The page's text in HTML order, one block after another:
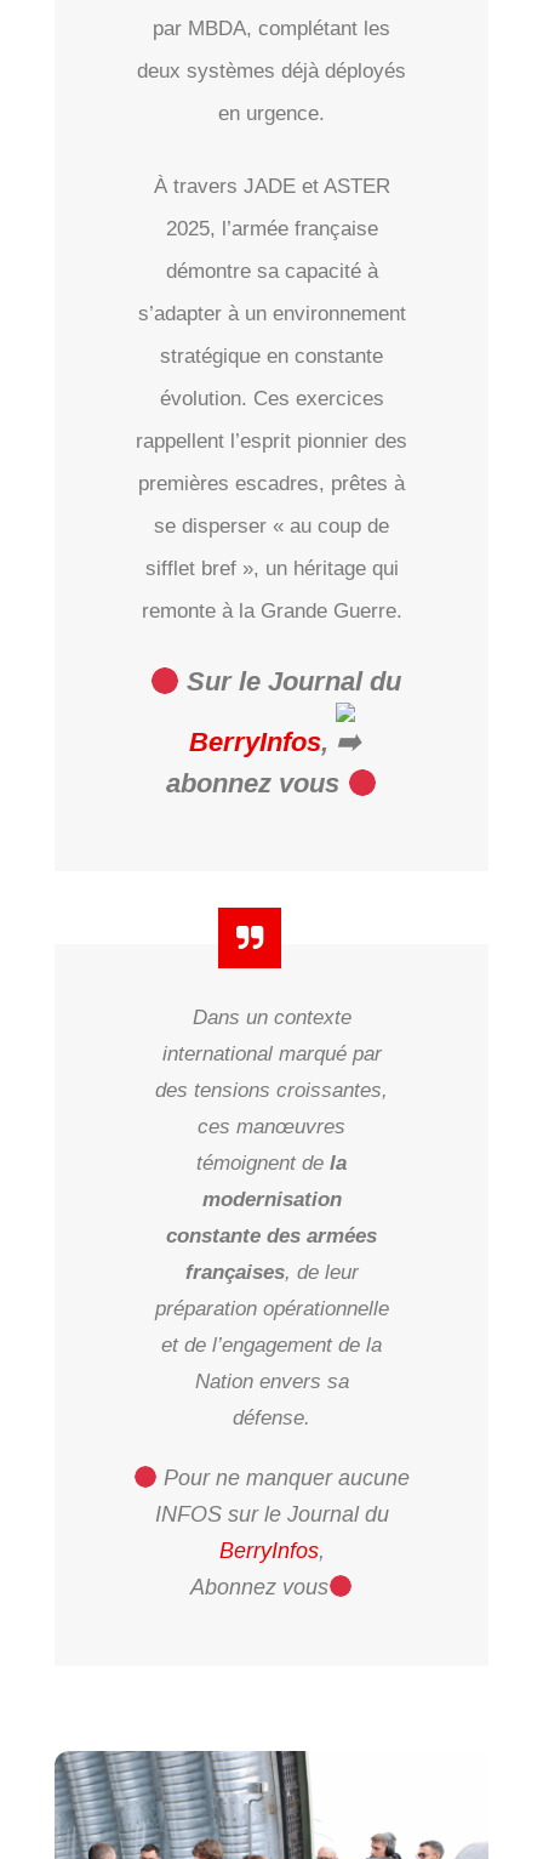
par MBDA, complétant les
deux systèmes déjà déployés
en urgence.
À travers JADE et ASTER
2025, l’armée française
démontre sa capacité à
s’adapter à un environnement
stratégique en constante
évolution. Ces exercices
rappellent l’esprit pionnier des
premières escadres, prêtes à
se disperser « au coup de
sifflet bref », un héritage qui
remonte à la Grande Guerre.
Sur le Journal du
BerryInfos,
abonnez vous
Dans un contexte
international marqué par
des tensions croissantes,
ces manœuvres
témoignent de la
modernisation
constante des armées
françaises, de leur
préparation opérationnelle
et de l’engagement de la
Nation envers sa
défense.
Pour ne manquer aucune
INFOS sur le Journal du
BerryInfos,
Abonnez vous